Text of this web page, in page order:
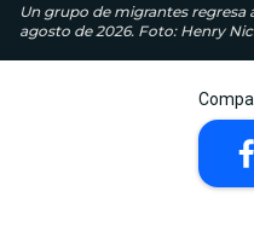
Un grupo de migrantes regresa
agosto de 2026. Foto: Henry